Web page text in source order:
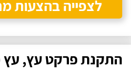
לצפייה בהצעות
התקנת פרקט עץ, עץ